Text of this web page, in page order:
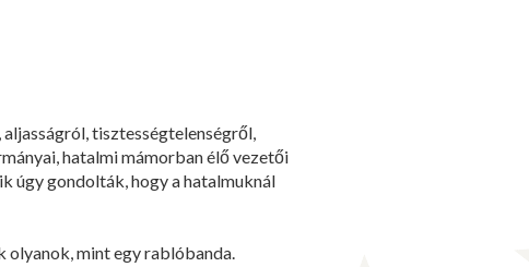
tisztességtelenségről,
hatalmi mámorban élő vezetői
úgy gondolták, hogy a hatalmuknál
olyanok, mint egy rablóbanda.